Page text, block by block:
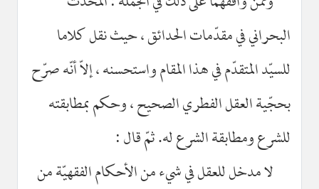
البحراني في مقدّمات الحدائق ، حيث نقل كلاما
للسيّد المتقدّم في هذا المقام واستحسنه ، إلاّ أنّه صرّح
بحجّية العقل الفطري الصحيح ، وحكم بمطابقته
للشرع ومطابقة الشرع له. ثمّ قال :
لا مدخل للعقل في شيء من الأحكام الفقهيّة من